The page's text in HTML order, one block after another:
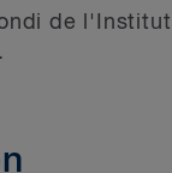
de l'Institut